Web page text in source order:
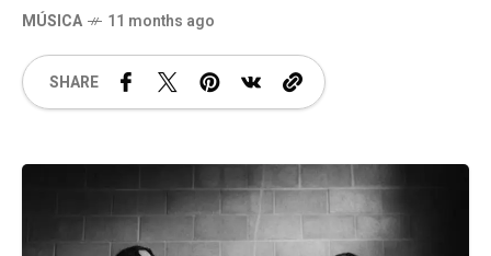
MÚSICA 11 months ago
SHARE